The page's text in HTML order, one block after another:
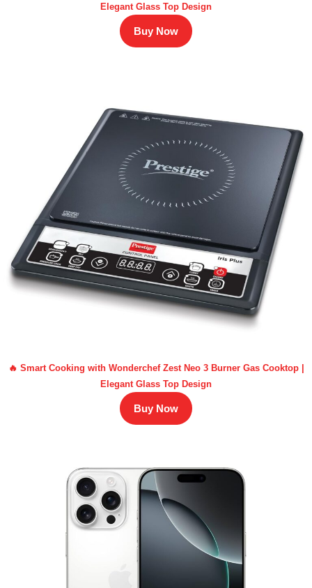
Elegant Glass Top Design
Buy Now
🔥 Smart Cooking with Wonderchef Zest Neo 3 Burner Gas Cooktop |
Elegant Glass Top Design
Buy Now